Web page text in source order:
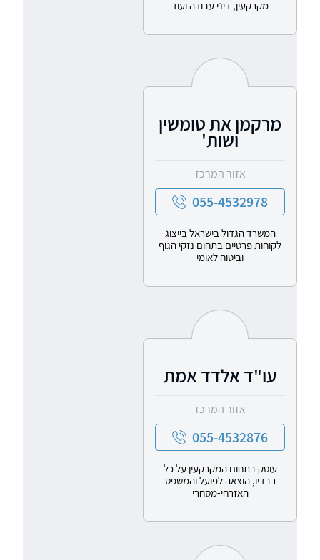
מקרקעין, דיני עבודה ועוד
מרקמן את טומשין
ושות'
אזור המרכז
055-4532978
המשרד הגדול בישראל בייצוג
לקוחות פרטיים בתחום נזקי הגוף
וביטוח לאומי
עו"ד אלדד אמת
אזור המרכז
055-4532876
עוסק בתחום המקרקעין על כל
רבדיו, הוצאה לפועל והמשפט
האזרחי-מסחרי